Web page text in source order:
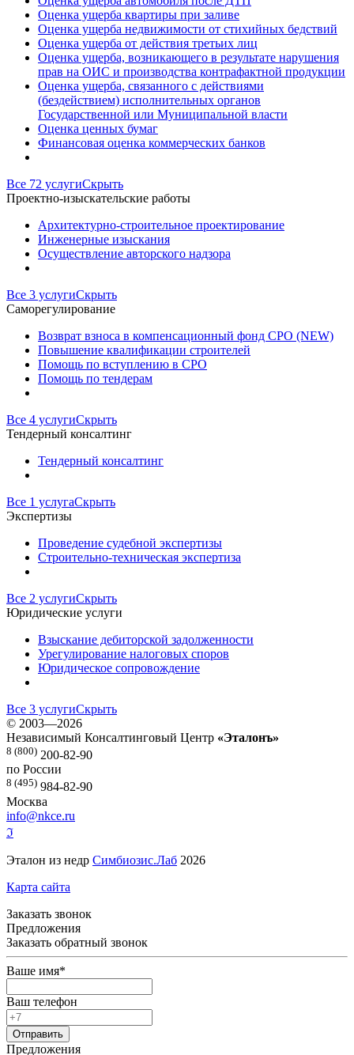
Оценка ущерба квартиры при заливе
Оценка ущерба недвижимости от стихийных бедствий
Оценка ущерба от действия третьих лиц
Оценка ущерба, возникающего в результате нарушения
прав на ОИС и производства контрафактной продукции
Оценка ущерба, связанного с действиями
(бездействием) исполнительных органов
Государственной или Муниципальной власти
Оценка ценных бумаг
Финансовая оценка коммерческих банков
Все 72 услугиСкрыть
Проектно-изыскательские работы
Архитектурно-строительное проектирование
Инженерные изыскания
Осуществление авторского надзора
Все 3 услугиСкрыть
Саморегулирование
Возврат взноса в компенсационный фонд СРО (NEW)
Повышение квалификации строителей
Помощь по вступлению в СРО
Помощь по тендерам
Все 4 услугиСкрыть
Тендерный консалтинг
Тендерный консалтинг
Все 1 услугаСкрыть
Экспертизы
Проведение судебной экспертизы
Строительно-техническая экспертиза
Все 2 услугиСкрыть
Юридические услуги
Взыскание дебиторской задолженности
Урегулирование налоговых споров
Юридическое сопровождение
Все 3 услугиСкрыть
© 2003—2026
Независимый Консалтинговый Центр «Эталонъ»
8 (800) 200-82-90
по России
8 (495) 984-82-90
Москва
info@nkce.ru
ℑ
Эталон из недр Симбиозис.Лаб 2026
Карта сайта
Заказать звонок
Предложения
Заказать обратный звонок
Ваше имя*
Ваш телефон
Предложения